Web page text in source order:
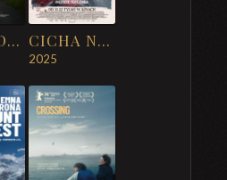
CICHA DZIEWCZYNA CICHA NOC, ŚMIERCI NOC
2025